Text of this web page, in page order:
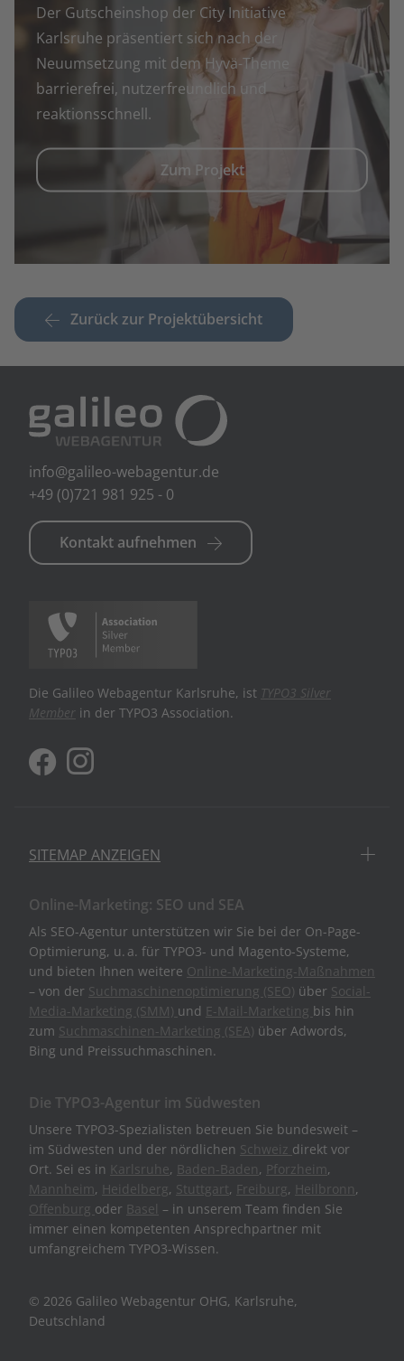
Der Gutscheinshop der City Initiative
Karlsruhe präsentiert sich nach der
Neuumsetzung mit dem Hyvä-Theme
barrierefrei, nutzerfreundlich und
reaktionsschnell.
Zum Projekt
Zurück zur Projektübersicht
info@galileo-webagentur.de
+49 (0)721 981 925 - 0
Kontakt aufnehmen
Die Galileo Webagentur Karlsruhe, ist TYPO3 Silver
Member in der TYPO3 Association.
SITEMAP ANZEIGEN
Online-Marketing: SEO und SEA
Als SEO-Agentur unterstützen wir Sie bei der On-Page-
Optimierung, u. a. für TYPO3- und Magento-Systeme,
und bieten Ihnen weitere Online-Marketing-Maßnahmen
– von der Suchmaschinenoptimierung (SEO) über Social-
Media-Marketing (SMM) und E-Mail-Marketing bis hin
zum Suchmaschinen-Marketing (SEA) über Adwords,
Bing und Preissuchmaschinen.
Die TYPO3-Agentur im Südwesten
Unsere TYPO3-Spezialisten betreuen Sie bundesweit –
im Südwesten und der nördlichen Schweiz direkt vor
Ort. Sei es in Karlsruhe, Baden-Baden, Pforzheim,
Mannheim, Heidelberg, Stuttgart, Freiburg, Heilbronn,
Offenburg oder Basel – in unserem Team finden Sie
immer einen kompetenten Ansprechpartner mit
umfangreichem TYPO3-Wissen.
© 2026 Galileo Webagentur OHG, Karlsruhe,
Deutschland